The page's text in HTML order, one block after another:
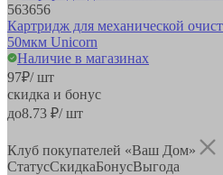
563656
Картридж для механической
50мкм Unicorn
Наличие в магазинах
97₽/ шт
скидка и бонус
до8.73 ₽/ шт
Клуб покупателей «Ваш Дом»
СтатусСкидкаБонусВыгода